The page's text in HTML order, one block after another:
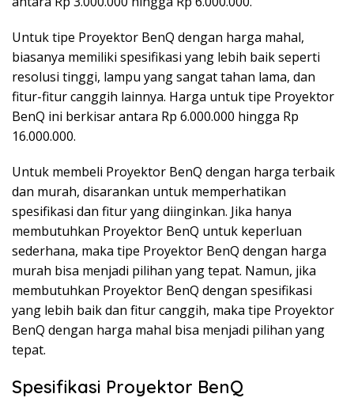
Untuk tipe Proyektor BenQ dengan harga mahal,
biasanya memiliki spesifikasi yang lebih baik seperti
resolusi tinggi, lampu yang sangat tahan lama, dan
fitur-fitur canggih lainnya. Harga untuk tipe Proyektor
BenQ ini berkisar antara Rp 6.000.000 hingga Rp
16.000.000.
Untuk membeli Proyektor BenQ dengan harga terbaik
dan murah, disarankan untuk memperhatikan
spesifikasi dan fitur yang diinginkan. Jika hanya
membutuhkan Proyektor BenQ untuk keperluan
sederhana, maka tipe Proyektor BenQ dengan harga
murah bisa menjadi pilihan yang tepat. Namun, jika
membutuhkan Proyektor BenQ dengan spesifikasi
yang lebih baik dan fitur canggih, maka tipe Proyektor
BenQ dengan harga mahal bisa menjadi pilihan yang
tepat.
Spesifikasi Proyektor BenQ